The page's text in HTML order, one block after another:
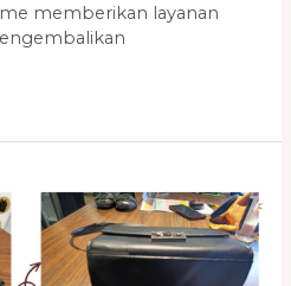
memberikan layanan